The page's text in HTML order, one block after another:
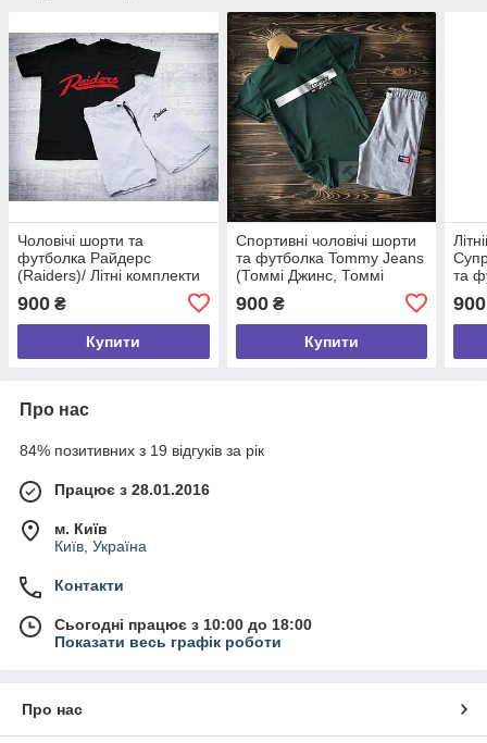
Чоловічі шорти та
футболка Райдерс
(Raiders)/ Літні комплекти
900 ₴
Купити
Cпортивні чоловічі шорти
та футболка Tommy Jeans
(Томмі Джинс, Томмі
Хілфігер)/ Літні комплекти
для чоловіків
900₴
Купити
та
900
Про нас
84% позитивних з 19 відгуків за рік
Працює з 28.01.2016
м. Київ
Київ, Україна
Контакти
Сьогодні працює з 10:00 до 18:00
Показати весь графік роботи
Про нас